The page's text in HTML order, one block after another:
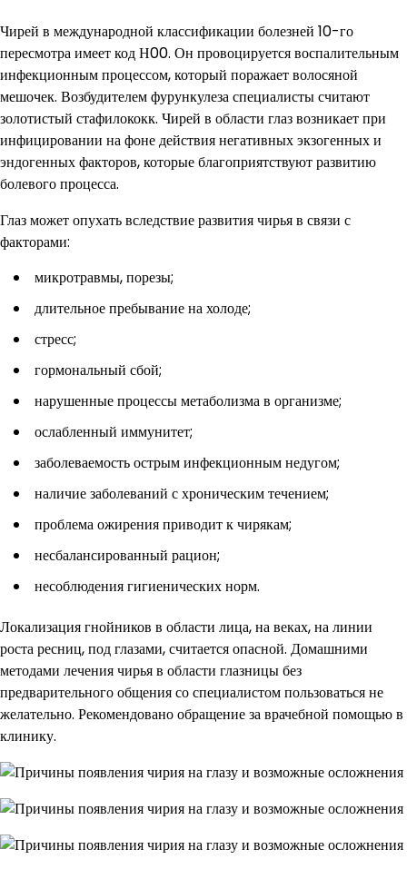
Чирей в международной классификации болезней 10-го
пересмотра имеет код Н00. Он провоцируется воспалительным
инфекционным процессом, который поражает волосяной
мешочек. Возбудителем фурункулеза специалисты считают
золотистый стафилококк. Чирей в области глаз возникает при
инфицировании на фоне действия негативных экзогенных и
эндогенных факторов, которые благоприятствуют развитию
болевого процесса.
Глаз может опухать вследствие развития чирья в связи с
факторами:
микротравмы, порезы;
длительное пребывание на холоде;
стресс;
гормональный сбой;
нарушенные процессы метаболизма в организме;
ослабленный иммунитет;
заболеваемость острым инфекционным недугом;
наличие заболеваний с хроническим течением;
проблема ожирения приводит к чирякам;
несбалансированный рацион;
несоблюдения гигиенических норм.
Локализация гнойников в области лица, на веках, на линии
роста ресниц, под глазами, считается опасной. Домашними
методами лечения чирья в области глазницы без
предварительного общения со специалистом пользоваться не
желательно. Рекомендовано обращение за врачебной помощью в
клинику.